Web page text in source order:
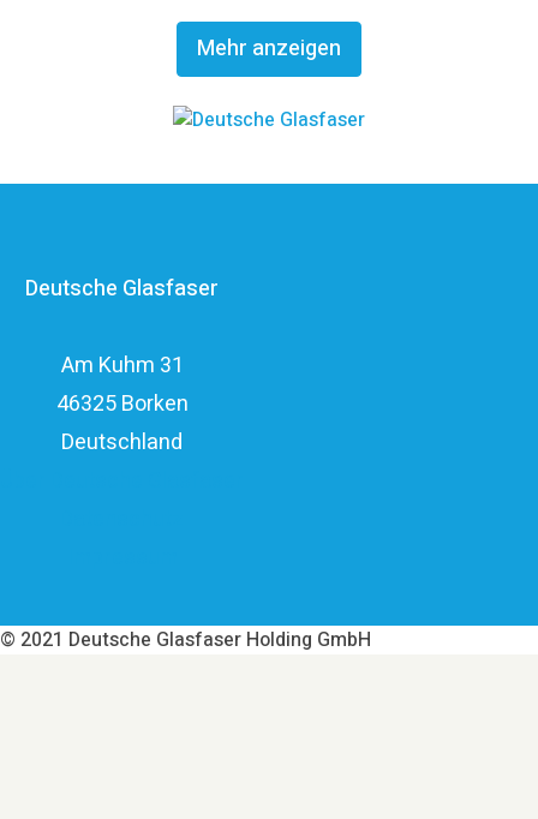
Mehr anzeigen
Mit innovativen Planungs- und Bauverfahren ist
Deutsche Glasfaser Spezialist für einen schnellen und
kosteneffizienten FTTH-Ausbau. Die
Unternehmensgruppe zählt zu den finanzstärksten
elf Milliarden Euro.
Deutsche Glasfaser
Am Kuhm 31
46325 Borken
Deutschland